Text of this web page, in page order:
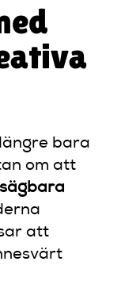
bara
om att
att